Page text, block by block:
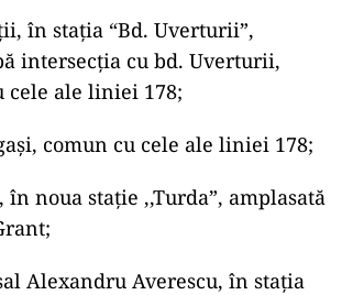
în staţia “Bd. Uverturii”,
intersecţia cu bd. Uverturii,
cele ale liniei 178;
comun cu cele ale liniei 178;
în noua staţie ,,Turda”, amplasată
Alexandru Averescu, în stația